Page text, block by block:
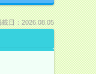
載日：2026.08.05